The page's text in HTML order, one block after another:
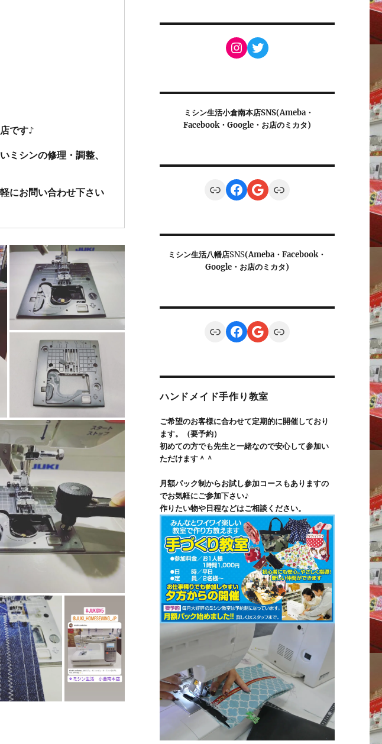
です♪
ミシンの修理・調整、
にお問い合わせ下さい
Instagram
Twitter
ミシン生活小倉南本店SNS(Ameba・
Facebook・Google・お店のミカタ)
LinkFacebook
Google
Link
ミシン生活八幡店SNS(Ameba・Facebook・
Google・お店のミカタ)
LinkFacebook
Google
Link
ハンドメイド手作り教室
ご希望のお客様に合わせて定期的に開催しており
ます。（要予約）
初めての方でも先生と一緒なので安心して参加い
ただけます＾＾
月額パック制からお試し参加コースもありますの
でお気軽にご参加下さい♪
作りたい物や日程などはご相談ください。